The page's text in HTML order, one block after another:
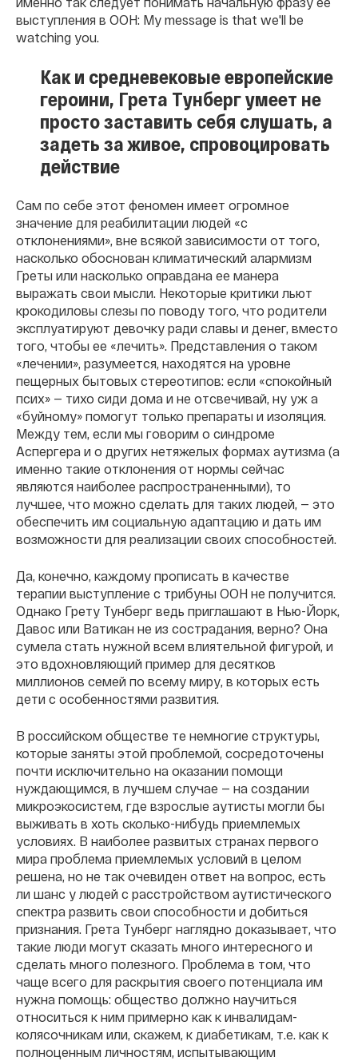
выступления в ООН: My message is that we'll be
watching you.
Как и средневековые европейские
героини, Грета Тунберг умеет не
просто заставить себя слушать, а
задеть за живое, спровоцировать
действие
Сам по себе этот феномен имеет огромное
значение для реабилитации людей «с
отклонениями», вне всякой зависимости от того,
насколько обоснован климатический алармизм
Греты или насколько оправдана ее манера
выражать свои мысли. Некоторые критики льют
крокодиловы слезы по поводу того, что родители
эксплуатируют девочку ради славы и денег, вместо
того, чтобы ее «лечить». Представления о таком
«лечении», разумеется, находятся на уровне
пещерных бытовых стереотипов: если «спокойный
псих» — тихо сиди дома и не отсвечивай, ну уж а
«буйному» помогут только препараты и изоляция.
Между тем, если мы говорим о синдроме
Аспергера и о других нетяжелых формах аутизма (а
именно такие отклонения от нормы сейчас
являются наиболее распространенными), то
лучшее, что можно сделать для таких людей, — это
обеспечить им социальную адаптацию и дать им
возможности для реализации своих способностей.
Да, конечно, каждому прописать в качестве
терапии выступление с трибуны ООН не получится.
Однако Грету Тунберг ведь приглашают в Нью-Йорк,
Давос или Ватикан не из сострадания, верно? Она
сумела стать нужной всем влиятельной фигурой, и
это вдохновляющий пример для десятков
миллионов семей по всему миру, в которых есть
дети с особенностями развития.
В российском обществе те немногие структуры,
которые заняты этой проблемой, сосредоточены
почти исключительно на оказании помощи
нуждающимся, в лучшем случае — на создании
микроэкосистем, где взрослые аутисты могли бы
выживать в хоть сколько-нибудь приемлемых
условиях. В наиболее развитых странах первого
мира проблема приемлемых условий в целом
решена, но не так очевиден ответ на вопрос, есть
ли шанс у людей с расстройством аутистического
спектра развить свои способности и добиться
признания. Грета Тунберг наглядно доказывает, что
такие люди могут сказать много интересного и
сделать много полезного. Проблема в том, что
чаще всего для раскрытия своего потенциала им
нужна помощь: общество должно научиться
относиться к ним примерно как к инвалидам-
колясочникам или, скажем, к диабетикам, т.е. как к
полноценным личностям, испытывающим